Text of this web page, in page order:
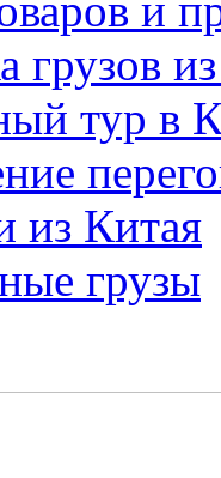
и
грузов
тур в
из Китая
грузы